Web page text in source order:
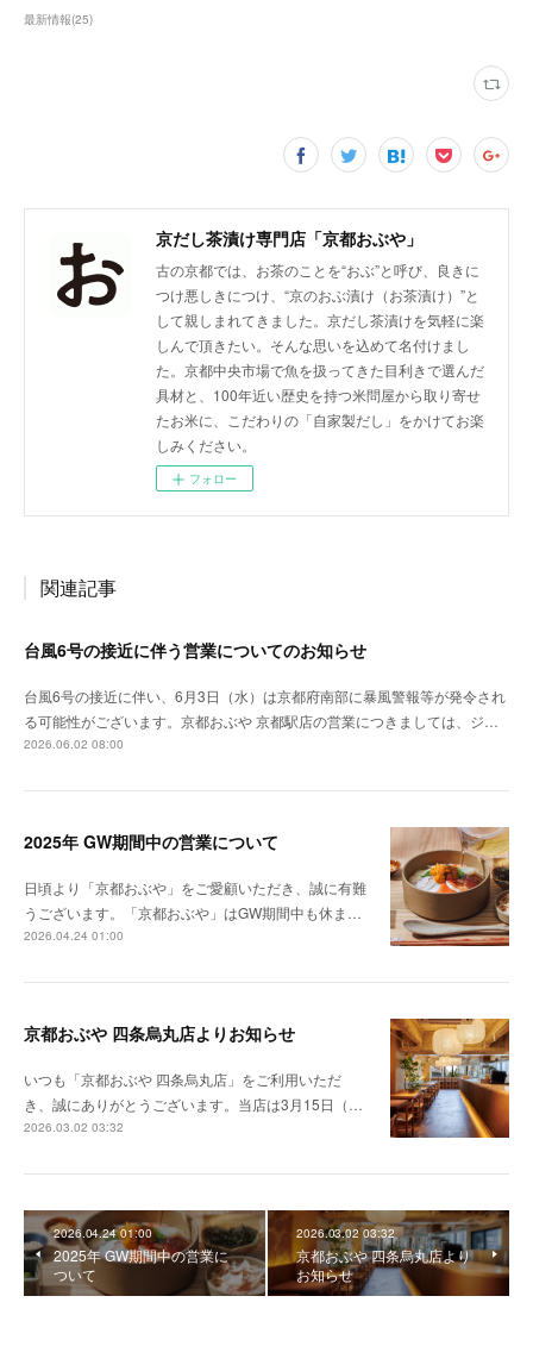
最新情報(25)
京だし茶漬け専門店「京都おぶや」
古の京都では、お茶のことを“おぶ”と呼び、良きに
つけ悪しきにつけ、“京のおぶ漬け（お茶漬け）”と
して親しまれてきました。京だし茶漬けを気軽に楽
しんで頂きたい。そんな思いを込めて名付けまし
た。京都中央市場で魚を扱ってきた目利きで選んだ
具材と、100年近い歴史を持つ米問屋から取り寄せ
たお米に、こだわりの「自家製だし」をかけてお楽
しみください。
フォロー
関連記事
台風6号の接近に伴う営業についてのお知らせ
台風6号の接近に伴い、6月3日（水）は京都府南部に暴風警報等が発令され
る可能性がございます。京都おぶや 京都駅店の営業につきましては、ジ…
2026.06.02 08:00
2025年 GW期間中の営業について
日頃より「京都おぶや」をご愛顧いただき、誠に有難
うございます。「京都おぶや」はGW期間中も休ま…
2026.04.24 01:00
京都おぶや 四条烏丸店よりお知らせ
いつも「京都おぶや 四条烏丸店」をご利用いただ
き、誠にありがとうございます。当店は3月15日（…
2026.03.02 03:32
2026.04.24 01:00
2025年 GW期間中の営業に
ついて
2026.03.02 03:32
京都おぶや 四条烏丸店より
お知らせ